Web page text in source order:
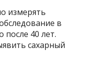
измерять
в
после 40 лет.
сахарный